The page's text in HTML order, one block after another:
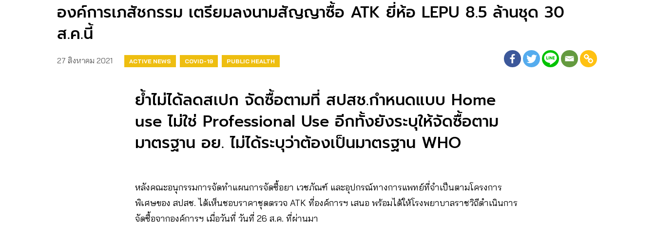
องค์การเภสัชกรรม เตรียมลงนามสัญญาซื้อ ATK ยี่ห้อ​ LEPU​ 8.5 ล้านชุด 30
ส.ค.นี้
27 สิงหาคม 2021 ACTIVE NEWS COVID-19 PUBLIC HEALTH
ย้ำไม่ได้ลด​สเปก จัดซื้อตามที่ สปสช.กำหนดแบบ Home
use ไม่ใช่ Professional Use อีกทั้งยังระบุให้จัดซื้อตาม
มาตรฐาน อย. ไม่ได้ระบุว่าต้องเป็นมาตรฐาน WHO
หลังคณะอนุกรรมการจัดทำแผนการจัดซื้อยา เวชภัณฑ์ และอุปกรณ์ทางการแพทย์ที่จำเป็นตามโครงการ
พิเศษของ สปสช. ได้เห็นชอบราคาชุดตรวจ ATK ที่องค์การฯ เสนอ พร้อมได้ให้โรงพยาบาลราชวิถีดำเนินการ
จัดซื้อจากองค์การฯ เมื่อวันที่​ วันที่​ 26​ ส.ค.​ ที่ผ่านมา